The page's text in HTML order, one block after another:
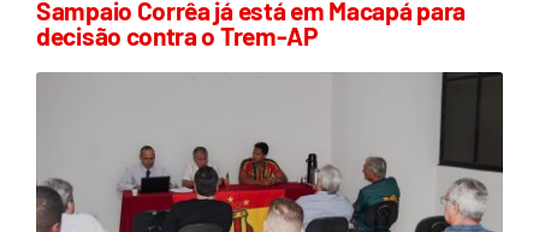
Sampaio Corrêa já está em Macapá para
decisão contra o Trem-AP